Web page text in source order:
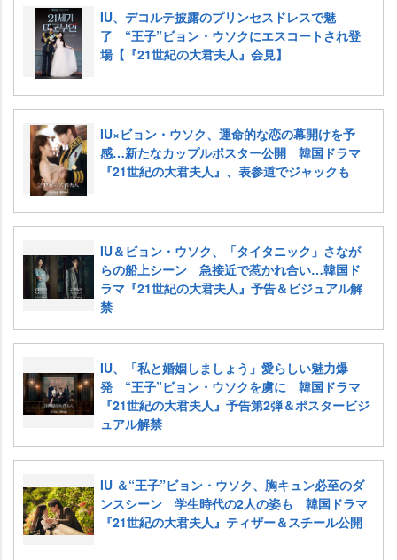
IU、デコルテ披露のプリンセスドレスで魅
了 “王子”ビョン・ウソクにエスコートされ登
場【『21世紀の大君夫人』会見】
IU×ビョン・ウソク、運命的な恋の幕開けを予
感…新たなカップルポスター公開 韓国ドラマ
『21世紀の大君夫人』、表参道でジャックも
IU＆ビョン・ウソク、「タイタニック」さなが
らの船上シーン 急接近で惹かれ合い…韓国ド
ラマ『21世紀の大君夫人』予告＆ビジュアル解
禁
IU、「私と婚姻しましょう」愛らしい魅力爆
発 “王子”ビョン・ウソクを虜に 韓国ドラマ
『21世紀の大君夫人』予告第2弾＆ポスタービジ
ュアル解禁
IU ＆“王子”ビョン・ウソク、胸キュン必至のダ
ンスシーン 学生時代の2人の姿も 韓国ドラマ
『21世紀の大君夫人』ティザー＆スチール公開